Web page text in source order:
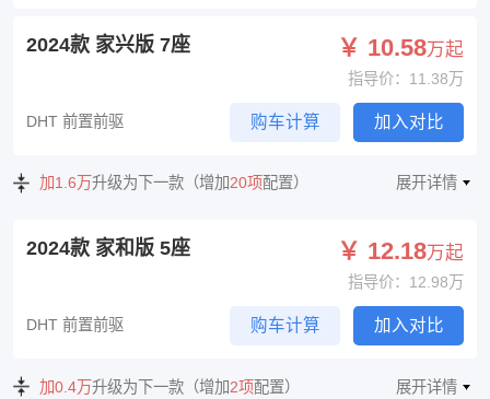
2024款 家兴版 7座 ￥ 10.58万起
指导价：11.38万
DHT 前置前驱 购车计算 加入对比
加1.6万升级为下一款（增加20项配置） 展开详情
2024款 家和版 5座 ￥ 12.18万起
指导价：12.98万
DHT 前置前驱 购车计算 加入对比
加0.4万升级为下一款（增加2项配置） 展开详情